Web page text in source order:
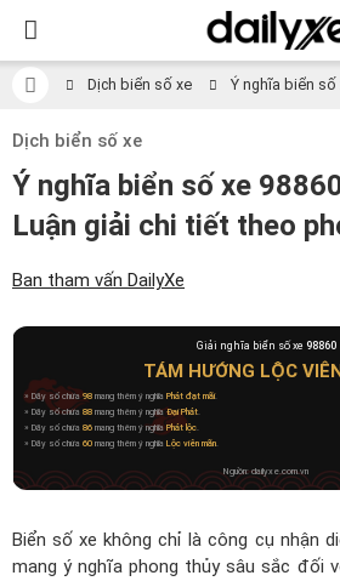
Dịch biển số xe Ý nghĩa biển
Dịch biển số xe
Ý nghĩa biển số xe
Luận giải chi tiết theo
Ban tham vấn DailyXe
Giải nghĩa biển số xe 98860
TÁM HƯỚNG LỘC
» Dãy số chứa98 mang thêm ý nghĩa Phát đạt mãi.
» Dãy số chứa 88 mang thêm ý nghĩaĐại Phát.
» Dãy số chứa 86 mang thêm ý nghĩaPhát lộc.
» Dãy số chứa 60 mang thêm ý nghĩa Lộc viên mãn.
Nguồn: dailyxe.com.vn
Biển số xe không chỉ là công cụ nhận
mang ý nghĩa phong thủy sâu sắc đối